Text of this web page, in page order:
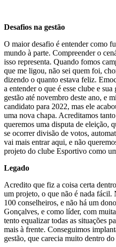
Desafios na gestão
O maior desafio é entender como
mundo à parte. Compreender o
isso representa. Quando fomos
que me ligou, não sei quem foi,
dizendo o quanto estava feliz.
a entender o que é esse clube e
gestão até novembro deste ano, e
candidato para 2022, mas ele
uma nova chapa. Acreditamos
queremos uma disputa de eleição,
se ocorrer divisão de votos,
vai mais entrar aqui, e não
projeto do clube Esportivo como
Legado
Acredito que fiz a coisa certa
um projeto, o que não é nada fácil.
100 conselheiros, e não há um
Gonçalves, e como líder, com
tento equalizar todas as situações
mais à frente. Conseguimos
gestão, que carecia muito dentro